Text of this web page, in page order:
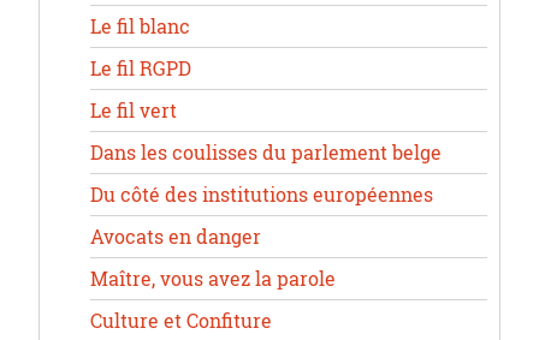
Le fil blanc
Le fil RGPD
Le fil vert
Dans les coulisses du parlement belge
Du côté des institutions européennes
Avocats en danger
Maître, vous avez la parole
Culture et Confiture